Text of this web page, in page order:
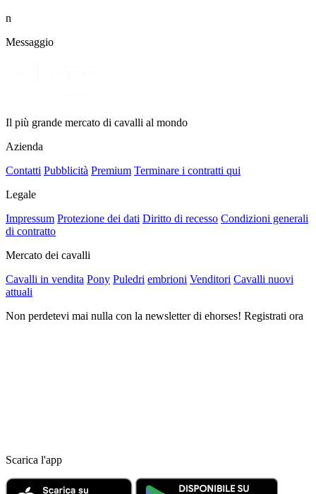
n
Messaggio
Il più grande mercato di cavalli al mondo
Azienda
Contatti Pubblicità Premium Terminare i contratti qui
Legale
Impressum Protezione dei dati Diritto di recesso Condizioni generali
di contratto
Mercato dei cavalli
Cavalli in vendita Pony Puledri embrioni Venditori Cavalli nuovi
attuali
Non perdetevi mai nulla con la newsletter di ehorses! Registrati ora
Scarica l'app